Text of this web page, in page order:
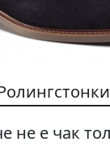
не е чак